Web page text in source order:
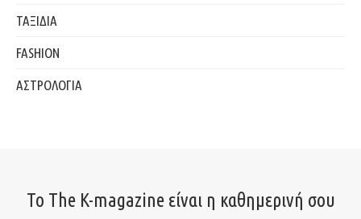
ΤΑΞΙΔΙΑ
FASHION
ΑΣΤΡΟΛΟΓΙΑ
Το The K-magazine είναι η καθημερινή σου